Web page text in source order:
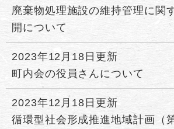
廃棄物処理施設の維持管理に関
開について
2023年12月18日更新
町内会の役員さんについて
2023年12月18日更新
循環型社会形成推進地域計画（